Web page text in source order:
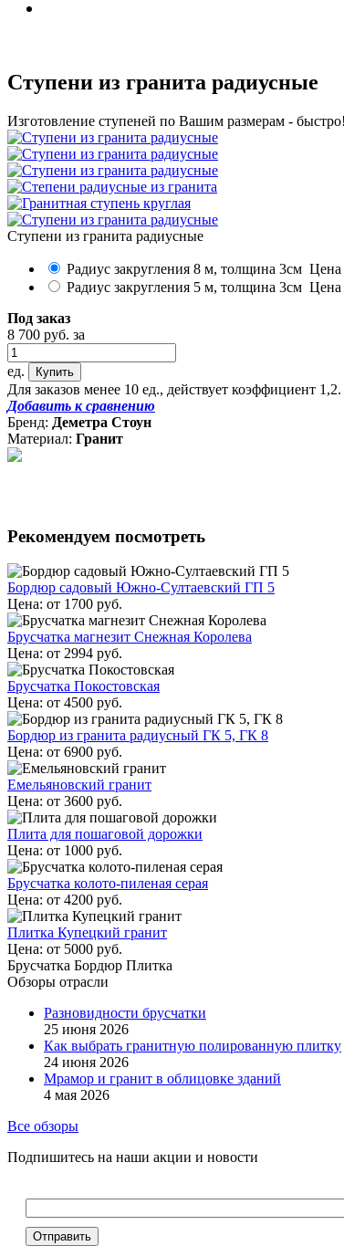
Ступени из гранита радиусные
Изготовление ступеней по Вашим размерам -
Ступени из гранита радиусные
Радиус закругления 8 м, толщина 3см Цена
Радиус закругления 5 м, толщина 3см Цена
Под заказ
8 700 руб. за
ед.
Для заказов менее 10 ед., действует коэффициент 1,2.
Добавить к сравнению
Бренд: Деметра Стоун
Материал: Гранит
Рекомендуем посмотреть
Бордюр садовый Южно-Султаевский ГП 5
Цена: от 1700 руб.
Брусчатка магнезит Снежная Королева
Цена: от 2994 руб.
Брусчатка Покостовская
Цена: от 4500 руб.
Бордюр из гранита радиусный ГК 5, ГК 8
Цена: от 6900 руб.
Емельяновский гранит
Цена: от 3600 руб.
Плита для пошаговой дорожки
Цена: от 1000 руб.
Брусчатка колото-пиленая серая
Цена: от 4200 руб.
Плитка Купецкий гранит
Цена: от 5000 руб.
Брусчатка Бордюр Плитка
Обзоры отрасли
Разновидности брусчатки
25 июня 2026
Как выбрать гранитную полированную плитку
24 июня 2026
Мрамор и гранит в облицовке зданий
4 мая 2026
Все обзоры
Подпишитесь на наши акции и новости